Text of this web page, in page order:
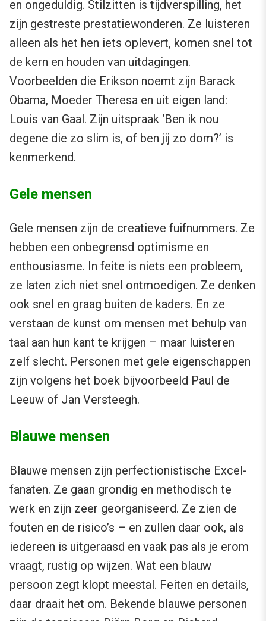
en ongeduldig. Stilzitten is tijdverspilling, het
zijn gestreste prestatiewonderen. Ze luisteren
alleen als het hen iets oplevert, komen snel tot
de kern en houden van uitdagingen.
Voorbeelden die Erikson noemt zijn Barack
Obama, Moeder Theresa en uit eigen land:
Louis van Gaal. Zijn uitspraak ‘Ben ik nou
degene die zo slim is, of ben jij zo dom?’ is
kenmerkend.
Gele mensen
Gele mensen zijn de creatieve fuifnummers. Ze
hebben een onbegrensd optimisme en
enthousiasme. In feite is niets een probleem,
ze laten zich niet snel ontmoedigen. Ze denken
ook snel en graag buiten de kaders. En ze
verstaan de kunst om mensen met behulp van
taal aan hun kant te krijgen – maar luisteren
zelf slecht. Personen met gele eigenschappen
zijn volgens het boek bijvoorbeeld Paul de
Leeuw of Jan Versteegh.
Blauwe mensen
Blauwe mensen zijn perfectionistische Excel-
fanaten. Ze gaan grondig en methodisch te
werk en zijn zeer georganiseerd. Ze zien de
fouten en de risico’s – en zullen daar ook, als
iedereen is uitgeraasd en vaak pas als je erom
vraagt, rustig op wijzen. Wat een blauw
persoon zegt klopt meestal. Feiten en details,
daar draait het om. Bekende blauwe personen